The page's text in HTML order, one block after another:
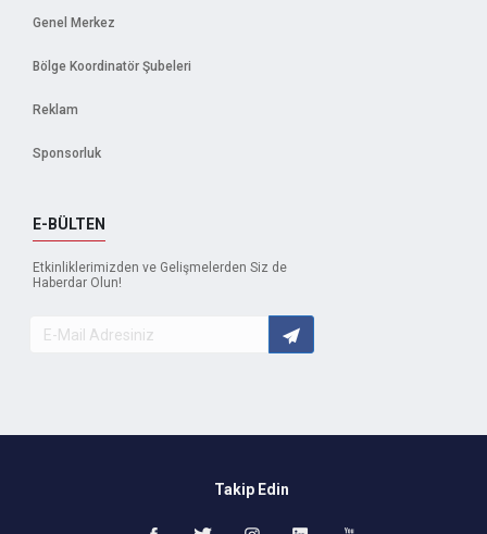
Genel Merkez
Bölge Koordinatör Şubeleri
Reklam
Sponsorluk
E-BÜLTEN
Etkinliklerimizden ve Gelişmelerden Siz de
Haberdar Olun!
Takip Edin